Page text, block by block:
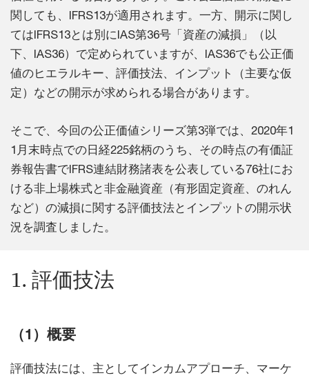
関しても、IFRS13が適用されます。一方、開示に関し
てはIFRS13とは別にIAS第36号「資産の減損」（以
下、IAS36）で定められていますが、IAS36でも公正価
値のヒエラルキー、評価技法、インプット（主要な仮
定）などの開示が求められる場合があります。
そこで、今回の公正価値シリーズ第3弾では、2020年1
1月末時点での日経225銘柄のうち、その時点の有価証
券報告書でIFRS連結財務諸表を公表している76社にお
ける非上場株式と非金融資産（有形固定資産、のれん
など）の減損に関する評価技法とインプットの開示状
況を調査しました。
1. 評価技法
（1）概要
評価技法には、主としてインカムアプローチ、マーケ